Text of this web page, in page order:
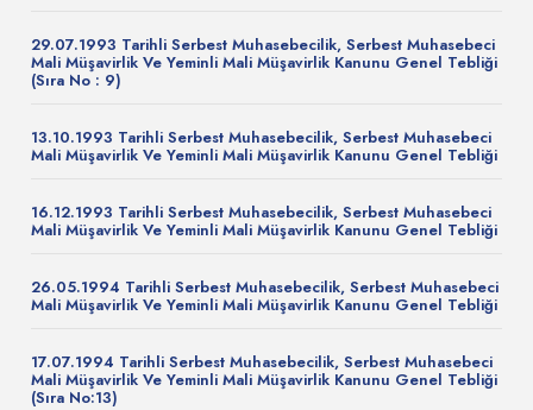
29.07.1993 Tarihli Serbest Muhasebecilik, Serbest Muhasebeci
Mali Müşavirlik Ve Yeminli Mali Müşavirlik Kanunu Genel Tebliği
(Sıra No : 9)
13.10.1993 Tarihli Serbest Muhasebecilik, Serbest Muhasebeci
Mali Müşavirlik Ve Yeminli Mali Müşavirlik Kanunu Genel Tebliği
16.12.1993 Tarihli Serbest Muhasebecilik, Serbest Muhasebeci
Mali Müşavirlik Ve Yeminli Mali Müşavirlik Kanunu Genel Tebliği
26.05.1994 Tarihli Serbest Muhasebecilik, Serbest Muhasebeci
Mali Müşavirlik Ve Yeminli Mali Müşavirlik Kanunu Genel Tebliği
17.07.1994 Tarihli Serbest Muhasebecilik, Serbest Muhasebeci
Mali Müşavirlik Ve Yeminli Mali Müşavirlik Kanunu Genel Tebliği
(Sıra No:13)